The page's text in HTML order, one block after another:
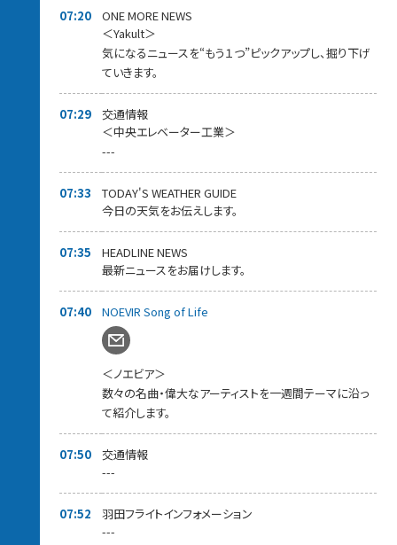
07:20
ONE MORE NEWS
＜Yakult＞
気になるニュースを“もう１つ”ピックアップし、掘り下げ
ていきます。
07:29
交通情報
＜中央エレベーター工業＞
---
07:33
TODAY'S WEATHER GUIDE
今日の天気をお伝えします。
07:35
HEADLINE NEWS
最新ニュースをお届けします。
07:40 NOEVIR Song of Life
＜ノエビア＞
数々の名曲・偉大なアーティストを一週間テーマに沿っ
て紹介します。
07:50
交通情報
---
07:52
羽田フライトインフォメーション
---